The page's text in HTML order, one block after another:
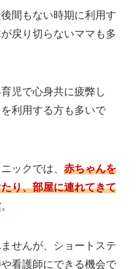
間もない時期に利用す
戻り切らないママも多
児で心身共に疲弊し
利用する方も多いで
ックでは、 赤ちゃんを
り、部屋に連れてきて
。
せんが、ショートステ
看護師にできる機会で